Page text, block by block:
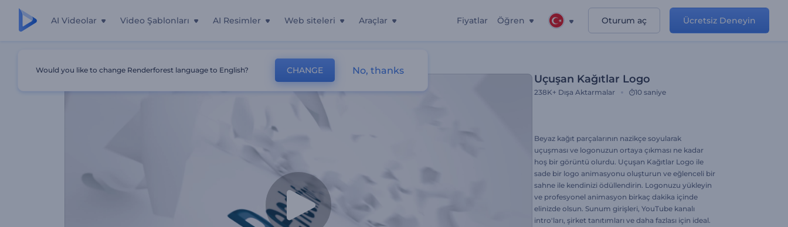
AI Videolar Video Şablonları AI Resimler Web siteleri Araçlar Fiyatlar Öğren Oturum aç Ücretsiz Deneyin
Uçuşan Kağıtlar Logo
238K+ Dışa Aktarmalar 10 saniye
Beyaz kağıt parçalarının nazikçe soyularak
uçuşması ve logonuzun ortaya çıkması ne kadar
hoş bir görüntü olurdu. Uçuşan Kağıtlar Logo ile
sade bir logo animasyonu oluşturun ve eğlenceli bir
sahne ile kendinizi ödüllendirin. Logonuzu yükleyin
ve profesyonel animasyon birkaç dakika içinde
elinizde olsun. Sunum girişleri, YouTube kanalı
intro'ları, şirket tanıtımları ve daha fazlası için ideal.
Would you like to change Renderforest language to English? CHANGE No, thanks